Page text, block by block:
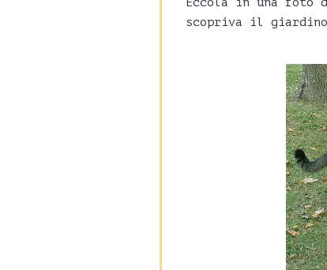
Eccola in una foto
scopriva il